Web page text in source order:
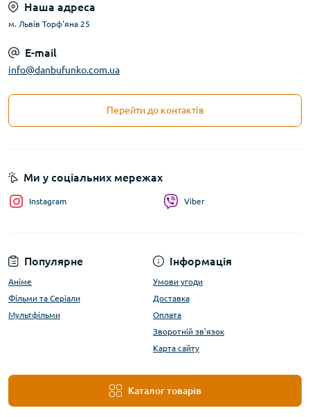
Наша адреса
м. Львів Торф'яна 25
E-mail
info@danbufunko.com.ua
Перейти до контактів
Популярне
Аніме
Фільми та Серіали
Мультфільми
Інформація
Умови угоди
Доставка
Оплата
Зворотній зв'язок
Карта сайту
Каталог товарів
Ми у соціальних мережах
Instagram Viber